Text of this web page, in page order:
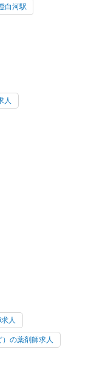
白河駅
人
人
の薬剤師求人